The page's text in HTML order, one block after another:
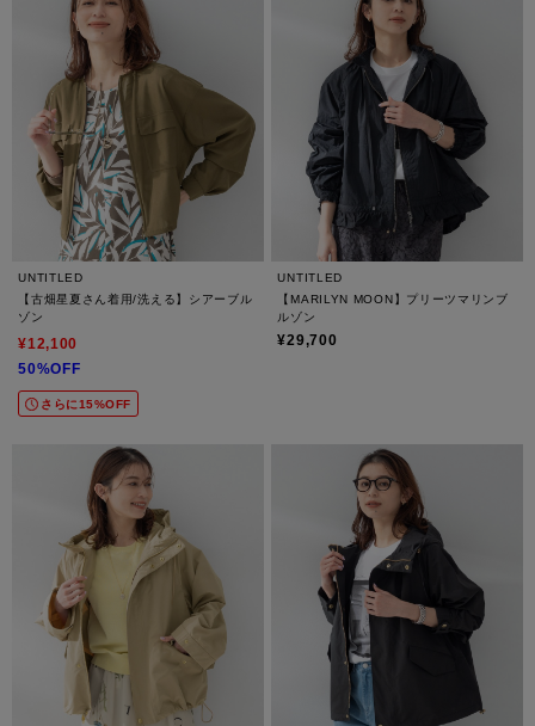
UNTITLED
【古畑星夏さん着用/洗える】シアーブル
ゾン
¥12,100
50%OFF
さらに15%OFF
UNTITLED
【MARILYN MOON】プリーツマリンブ
ルゾン
¥29,700